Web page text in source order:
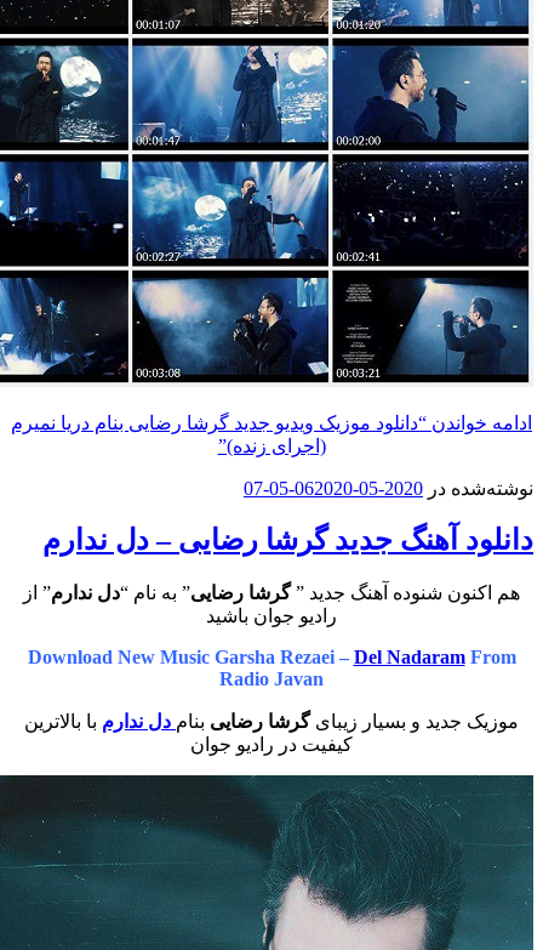
“دانلود موزیک ویدیو جدید گرشا رضایی بنام دریا نمیرم
(اجرای زنده)”
در 2020-05-06
2020-05-07
آهنگ جدید گرشا رضایی – دل ندارم
شنوده آهنگ جدید ”گرشا رضایی” به نام “دل ندارم” از
رادیو جوان باشید
Download New Music Garsha Rezaei –Del Nadaram
Radio Javan
و بسیار زیبایگرشا رضاییبنامدل ندارم با بالاترین
کیفیت در رادیو جوان